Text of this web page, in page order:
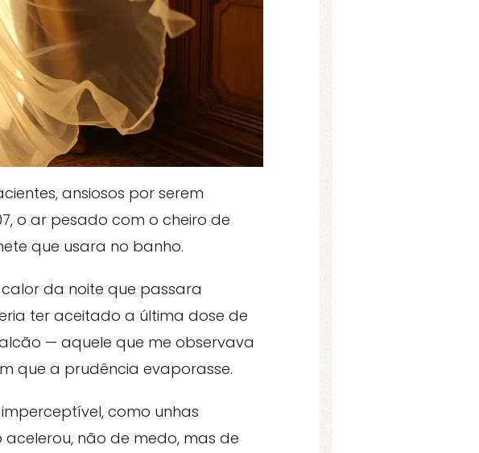
ansiosos por serem
o ar pesado com o cheiro de
que usara no banho.
da noite que passara
ter aceitado a última dose de
— aquele que me observava
que a prudência evaporasse.
como unhas
não de medo, mas de